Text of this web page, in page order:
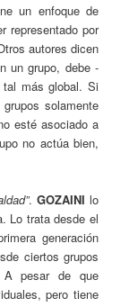
un enfoque de
representado por
autores dicen
un grupo, debe -
tal más global. Si
solamente
esté asociado a
no actúa bien,
. GOZAINI lo
Lo trata desde el
generación
ciertos grupos
A pesar de que
pero tiene